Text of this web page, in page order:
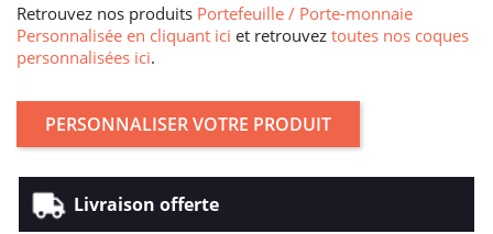
Retrouvez nos produits Portefeuille / Porte-monnaie
Personnalisée en cliquant ici et retrouvez toutes nos coques
personnalisées ici.
PERSONNALISER VOTRE PRODUIT
Livraison offerte